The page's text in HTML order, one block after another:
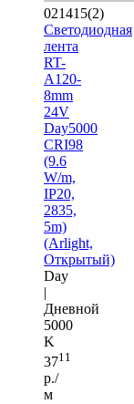
021415(2)
Светодиодная
лента
RT-
A120-
8mm
24V
Day5000
CRI98
(9.6
W/m,
IP20,
2835,
5m)
(Arlight,
Открытый)
Day
|
Дневной
5000
K
3711
р./
м